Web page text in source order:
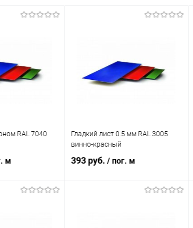
RAL 7040
м
Гладкий лист 0.5 мм RAL 3005
винно-красный
393 руб. / пог. м